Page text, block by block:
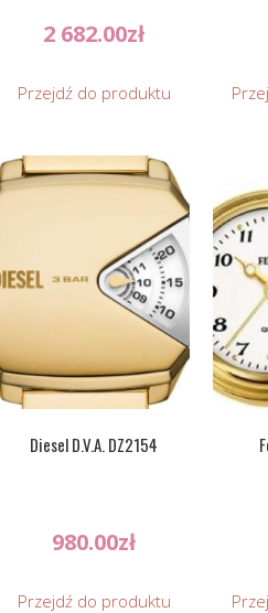
2 682.00zł
Przejdź do produktu
Diesel D.V.A. DZ2154
980.00zł
Przejdź do produktu